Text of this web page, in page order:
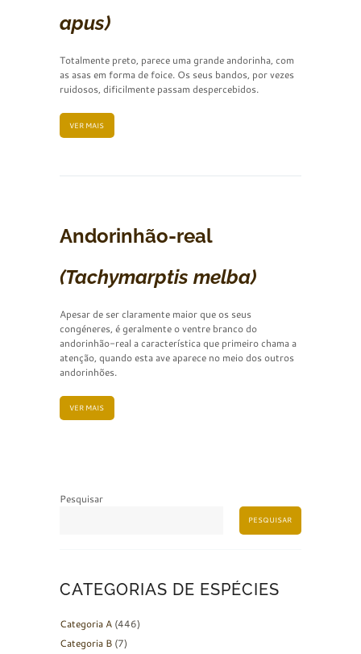
apus)
Totalmente preto, parece uma grande andorinha, com
as asas em forma de foice. Os seus bandos, por vezes
ruidosos, dificilmente passam despercebidos.
VER MAIS
Andorinhão-real
(Tachymarptis melba)
Apesar de ser claramente maior que os seus
congéneres, é geralmente o ventre branco do
andorinhão-real a característica que primeiro chama a
atenção, quando esta ave aparece no meio dos outros
andorinhões.
VER MAIS
Pesquisar
PESQUISAR
CATEGORIAS DE ESPÉCIES
Categoria A (446)
Categoria B (7)